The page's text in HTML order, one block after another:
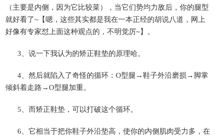
（主要是内侧，因为它比较菜），当它们势均力敌后，你的腿型
就好看了~【嗯，这些其实都是我在一本正经的胡说八道，网上
好像有专家怼上面这种观点的，不明觉厉~】。
3、说一下我认为的矫正鞋垫的原理哈。
4、然后就陷入了奇怪的循环：O型腿→鞋子外沿磨损→脚掌
倾斜着走路→O型腿加重。
5、而矫正鞋垫，可以打破这个循环。
6、它相当于把你鞋子外沿垫高，使你的内侧肌肉受力多，在